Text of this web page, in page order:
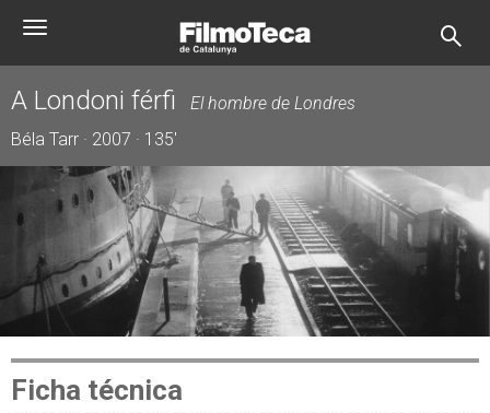
Toggle
A Londoni férfi
El hombre de Londres
Béla Tarr · 2007 · 135'
Ficha técnica